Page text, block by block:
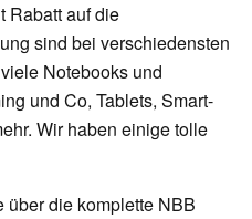
Rabatt auf die
sind bei verschiedensten
Notebooks und
und Co, Tablets, Smart-
Wir haben einige tolle
die komplette NBB